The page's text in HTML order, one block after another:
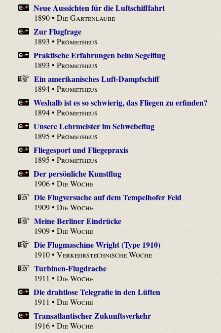
Neue Aussichten für die Luftschifffahrt
1890 •Die Gartenlaube
Zur Flugfrage
1893 •Prometheus
Praktische Erfahrungen beim Segelflug
1893 •Prometheus
Ein amerikanisches Luft-Dampfschiff
1894 •Prometheus
Weshalb ist es so schwierig, das Fliegen zu erfinden?
1894 •Prometheus
Unsere Lehrmeister im Schwebeflug
1895 •Prometheus
Fliegesport und Fliegepraxis
1895 •Prometheus
Der persönliche Kunstflug
1906 •Die Woche
Die Flugversuche auf dem Tempelhofer Feld
1909 •Die Woche
Meine Berliner Eindrücke
1909 •Die Woche
Die Flugmaschine Wright (Type 1910)
1910 •Verkehrstechnische Woche
Turbinen-Flugdrache
1911 •Die Woche
Die drahtlose Telegrafie in den Lüften
1911 •Die Woche
Transatlantischer Zukunftsverkehr
1916 •Die Woche